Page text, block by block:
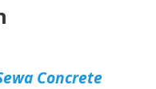
Concrete